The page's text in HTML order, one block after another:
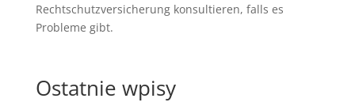
Rechtschutzversicherung konsultieren, falls es
Probleme gibt.
Ostatnie wpisy